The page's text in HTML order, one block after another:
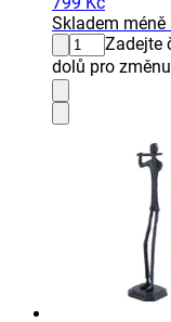
Skladem méně
Zadejte
dolů pro